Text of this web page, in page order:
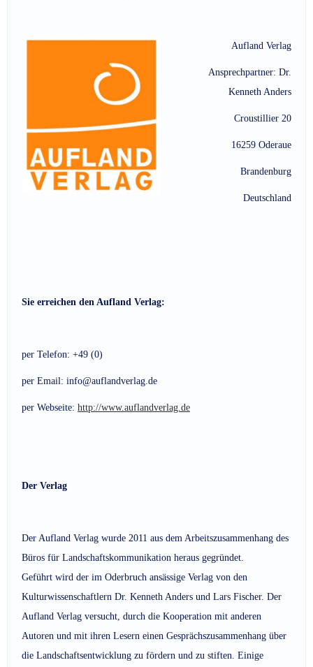
Aufland Verlag
Ansprechpartner: Dr.
Kenneth Anders
Croustillier 20
16259 Oderaue
Brandenburg
Deutschland
Sie erreichen den Aufland Verlag:
per Telefon: +49 (0)
per Email: info@auflandverlag.de
per Webseite: http://www.auflandverlag.de
Der Verlag
Der Aufland Verlag wurde 2011 aus dem Arbeitszusammenhang des
Büros für Landschaftskommunikation heraus gegründet.
Geführt wird der im Oderbruch ansässige Verlag von den
Kulturwissenschaftlern Dr. Kenneth Anders und Lars Fischer. Der
Aufland Verlag versucht, durch die Kooperation mit anderen
Autoren und mit ihren Lesern einen Gesprächszusammenhang über
die Landschaftsentwicklung zu fördern und zu stiften. Einige